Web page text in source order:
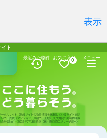
表示
ト
最近みた物件 お気に入り
0 メニュー